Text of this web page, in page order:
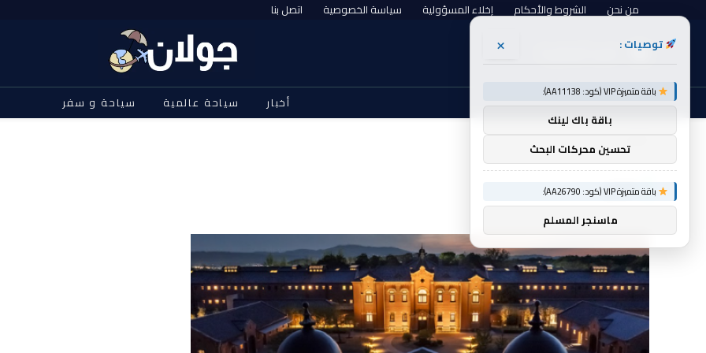
من نحن الشروط والأحكام إخلاء المسؤولية سياسة الخصوصية اتصل بنا
أخبار سياحة عالمية سياحة و سفر
فخم
توصيات : ×
باقة متميزة VIP (كود: AA11138):
باقة باك لينك
تحسين محركات البحث
باقة متميزة VIP (كود: AA26790):
ماسنجر المسلم